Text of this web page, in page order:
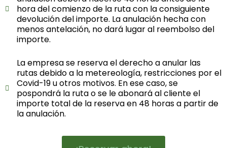
hora del comienzo de la ruta con la consiguiente
devolución del importe. La anulación hecha con
menos antelación, no dará lugar al reembolso del
importe.
La empresa se reserva el derecho a anular las
rutas debido a la metereología, restricciones por el
Covid-19 u otros motivos. En ese caso, se
pospondrá la ruta o se le abonará al cliente el
importe total de la reserva en 48 horas a partir de
la anulación.